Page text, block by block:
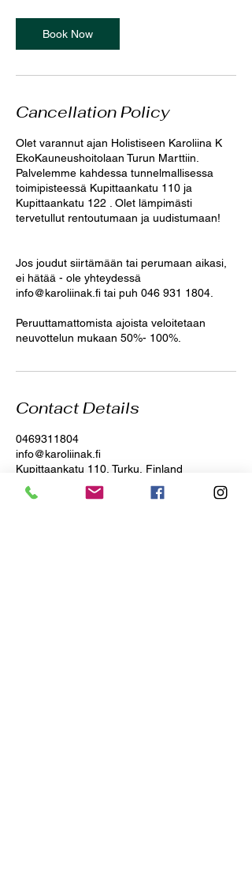
Book Now
Cancellation Policy
Olet varannut ajan Holistiseen Karoliina K
EkoKauneushoitolaan Turun Marttiin.
Palvelemme kahdessa tunnelmallisessa
toimipisteessä Kupittaankatu 110 ja
Kupittaankatu 122 . Olet lämpimästi
tervetullut rentoutumaan ja uudistumaan!
Jos joudut siirtämään tai perumaan aikasi,
ei hätää - ole yhteydessä
info@karoliinak.fi tai puh 046 931 1804.
Peruuttamattomista ajoista veloitetaan
neuvottelun mukaan 50%- 100%.
Contact Details
0469311804
info@karoliinak.fi
Kupittaankatu 110, Turku, Finland